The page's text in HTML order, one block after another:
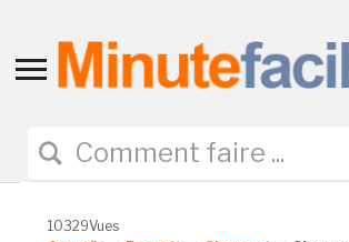
Toggle
navigation
10329Vues